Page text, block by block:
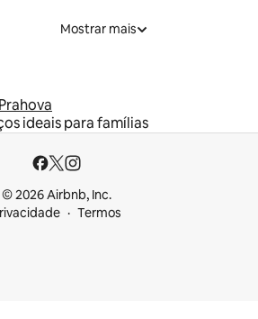
Mostrar mais
Prahova
ideais para famílias
© 2026 Airbnb, Inc.
Termos